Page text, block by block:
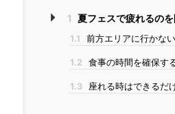
1 夏フェスで疲れるの
1.1 前方エリアに行かない
1.2 食事の時間を確保す
1.3 座れる時はできるだ